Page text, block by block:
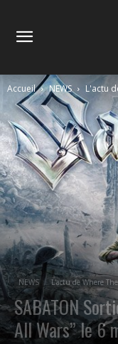
Accueil NEWS L'actu
NEWS L'actu de Where
SABATON
All Wars” le 6